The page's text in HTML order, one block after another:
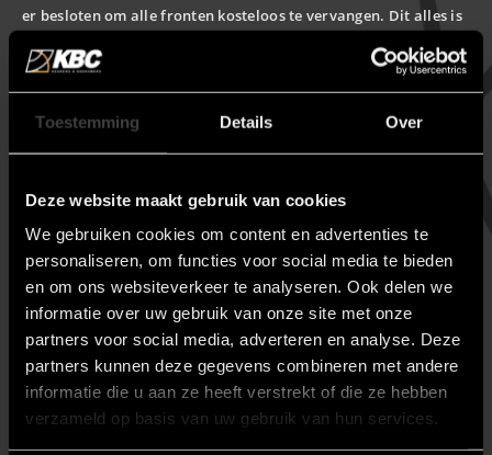
Toestemming Details Over
Deze website maakt gebruik van cookies
We gebruiken cookies om content en advertenties te
personaliseren, om functies voor social media te bieden
en om ons websiteverkeer te analyseren. Ook delen we
informatie over uw gebruik van onze site met onze
partners voor social media, adverteren en analyse. Deze
partners kunnen deze gegevens combineren met andere
informatie die u aan ze heeft verstrekt of die ze hebben
verzameld op basis van uw gebruik van hun services.
er besloten om alle fronten kosteloos te vervangen. Dit alles is
binnen een maand na melding gerealiseerd. Een geweldige
service!
Klanten beoordelen KBC met
een 9.6/ 10 op basis van 74
reviews.